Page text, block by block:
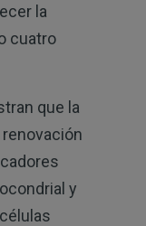
la
cuatro
que la
y